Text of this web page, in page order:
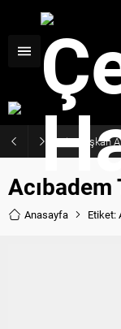
Başkan
Anasayfa Etiket: